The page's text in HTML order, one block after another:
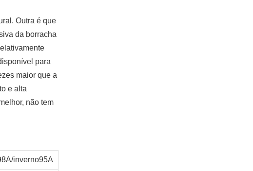
Outra é que
da borracha
para
maior que a
e alta
não tem
inverno95A